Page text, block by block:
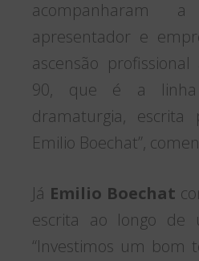
acompanharam
apresentador e
ascensão
90, que é a linha
dramaturgia,
Emilio Boechat”,
Já Emilio Boechat
escrita ao longo de
“Investimos um bom